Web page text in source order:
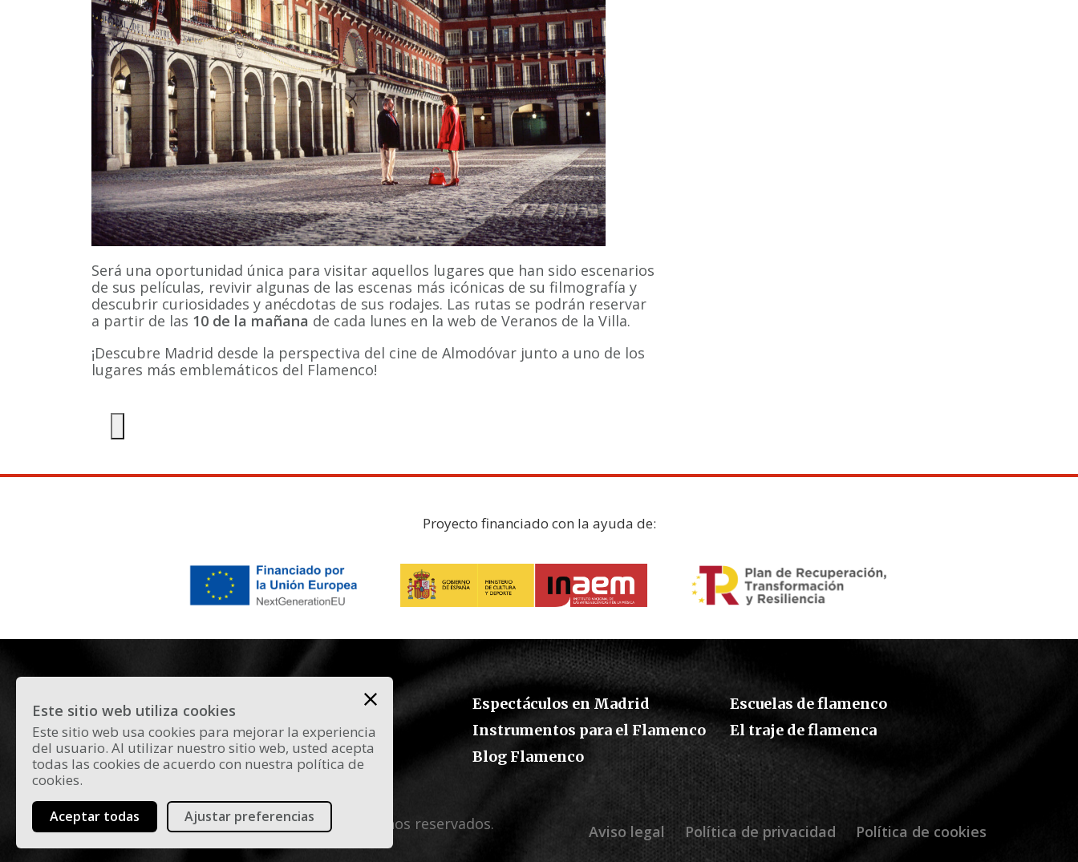
Será una oportunidad única para visitar aquellos lugares que han sido escenarios
de sus películas, revivir algunas de las escenas más icónicas de su filmografía y
descubrir curiosidades y anécdotas de sus rodajes. Las rutas se podrán reservar
a partir de las 10 de la mañana de cada lunes en la web de Veranos de la Villa.
¡Descubre Madrid desde la perspectiva del cine de Almodóvar junto a uno de los
lugares más emblemáticos del Flamenco!
Proyecto financiado con la ayuda de:
Todas las novedades y curiosidades
sobre el panorama actual del flamenco
en Madrid.
Espectáculos en Madrid
Escuelas de flamenco
Instrumentos para el Flamenco
El traje de flamenca
Blog Flamenco
© 2026 Flamenco Madrid - Todos los derechos reservados. Aviso legal Política de privacidad Política de cookies
Este sitio web utiliza cookies
Este sitio web usa cookies para mejorar la experiencia
del usuario. Al utilizar nuestro sitio web, usted acepta
todas las cookies de acuerdo con nuestra política de
cookies.
Aceptar todas Ajustar preferencias